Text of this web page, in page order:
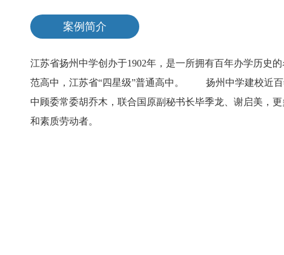
案例简介
江苏省扬州中学创办于1902年，是一所拥有百年办学历史
范高中，江苏省“四星级”普通高中。 扬州中学建校近百
中顾委常委胡乔木，联合国原副秘书长毕季龙、谢启美，
和素质劳动者。